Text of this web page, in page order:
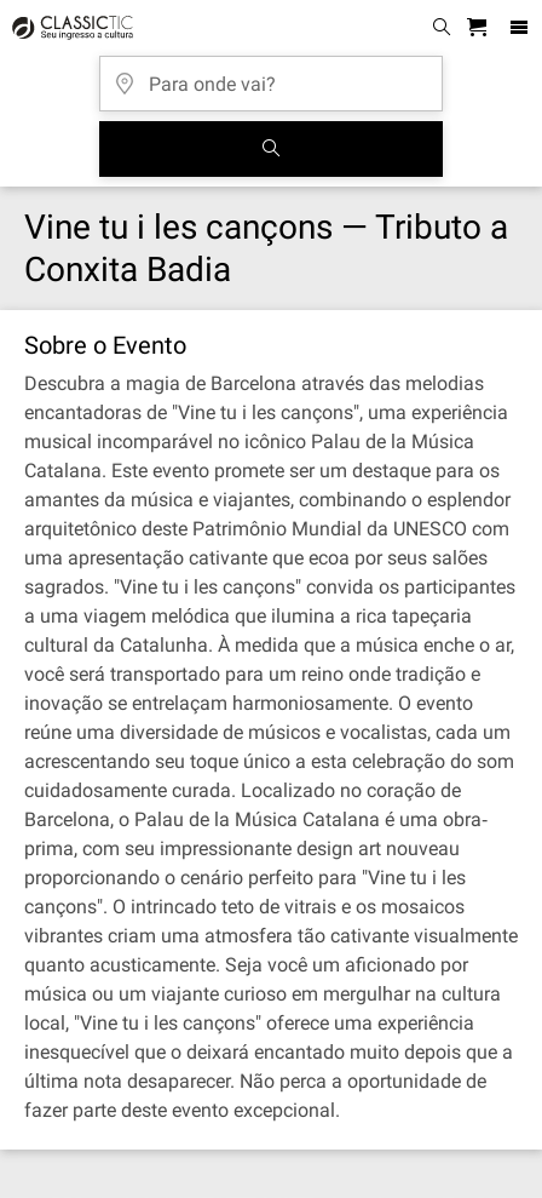
Vine tu i les cançons — Tributo a
Conxita Badia
Sobre o Evento
Descubra a magia de Barcelona através das melodias
encantadoras de "Vine tu i les cançons", uma experiência
musical incomparável no icônico Palau de la Música
Catalana. Este evento promete ser um destaque para os
amantes da música e viajantes, combinando o esplendor
arquitetônico deste Patrimônio Mundial da UNESCO com
uma apresentação cativante que ecoa por seus salões
sagrados. "Vine tu i les cançons" convida os participantes
a uma viagem melódica que ilumina a rica tapeçaria
cultural da Catalunha. À medida que a música enche o ar,
você será transportado para um reino onde tradição e
inovação se entrelaçam harmoniosamente. O evento
reúne uma diversidade de músicos e vocalistas, cada um
acrescentando seu toque único a esta celebração do som
cuidadosamente curada. Localizado no coração de
Barcelona, o Palau de la Música Catalana é uma obra‐
prima, com seu impressionante design art nouveau
proporcionando o cenário perfeito para "Vine tu i les
cançons". O intrincado teto de vitrais e os mosaicos
vibrantes criam uma atmosfera tão cativante visualmente
quanto acusticamente. Seja você um aficionado por
música ou um viajante curioso em mergulhar na cultura
local, "Vine tu i les cançons" oferece uma experiência
inesquecível que o deixará encantado muito depois que a
última nota desaparecer. Não perca a oportunidade de
fazer parte deste evento excepcional.